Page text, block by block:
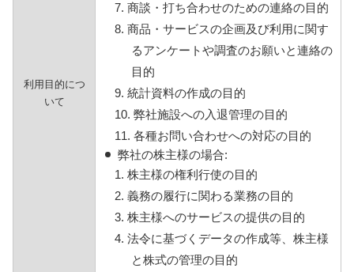
利用目的につ
いて
7. 商談・打ち合わせのための連絡の目的
8. 商品・サービスの企画及び利用に関す
るアンケートや調査のお願いと連絡の
目的
9. 統計資料の作成の目的
10. 弊社施設への入退管理の目的
11. 各種お問い合わせへの対応の目的
弊社の株主様の場合:
1. 株主様の権利行使の目的
2. 義務の履行に関わる業務の目的
3. 株主様へのサービスの提供の目的
4. 法令に基づくデータの作成等、株主様
と株式の管理の目的